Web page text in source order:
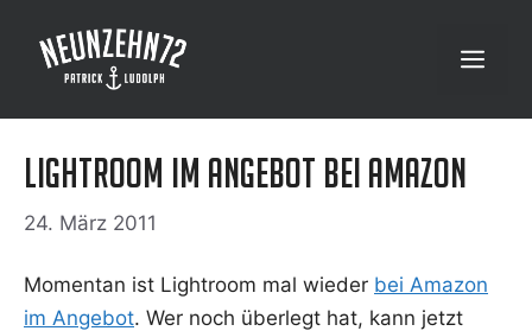
Inhalt
springen
Menü
Lightroom im Angebot bei Amazon
24. März 2011
Momen­tan ist Ligh­t­room mal wie­der bei Ama­zon
im Ange­bot. Wer noch über­legt hat, kann jetzt